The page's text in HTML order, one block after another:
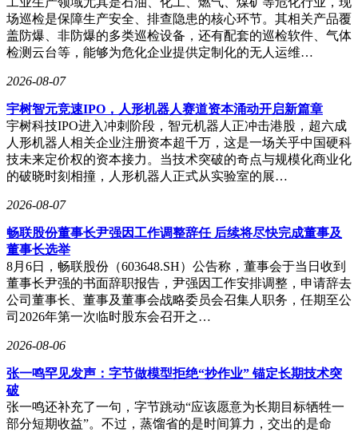
场巡检是保障生产安全、排查隐患的核心环节。其相关产品覆
盖防爆、非防爆的多类巡检设备，还有配套的巡检软件、气体
检测云台等，能够为危化企业提供定制化的无人运维…
2026-08-07
宇树智元竞速IPO，人形机器人赛道资本涌动开启新篇章
宇树科技IPO进入冲刺阶段，智元机器人正冲击港股，超六成
人形机器人相关企业注册资本超千万，这是一场关乎中国硬科
技未来定价权的资本接力。当技术突破的奇点与规模化商业化
的破晓时刻相撞，人形机器人正式从实验室的展…
2026-08-07
畅联股份董事长尹强因工作调整辞任 后续将尽快完成董事及
董事长选举
8月6日，畅联股份（603648.SH）公告称，董事会于当日收到
董事长尹强的书面辞职报告，尹强因工作安排调整，申请辞去
公司董事长、董事及董事会战略委员会召集人职务，任期至公
司2026年第一次临时股东会召开之…
2026-08-06
张一鸣罕见发声：字节做模型拒绝“抄作业” 锚定长期技术突
破
张一鸣还补充了一句，字节跳动“应该愿意为长期目标牺牲一
部分短期收益”。不过，蒸馏省的是时间算力，交出的是命